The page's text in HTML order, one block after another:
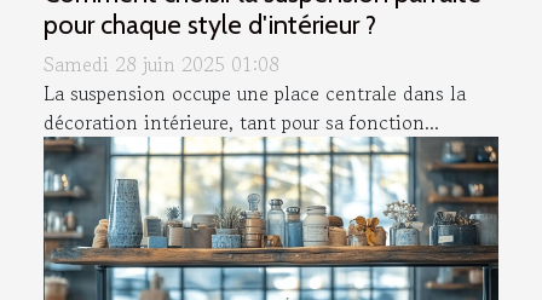
pour chaque style d'intérieur ?
Samedi 28 juin 2025 01:08
La suspension occupe une place centrale dans la
décoration intérieure, tant pour sa fonction...